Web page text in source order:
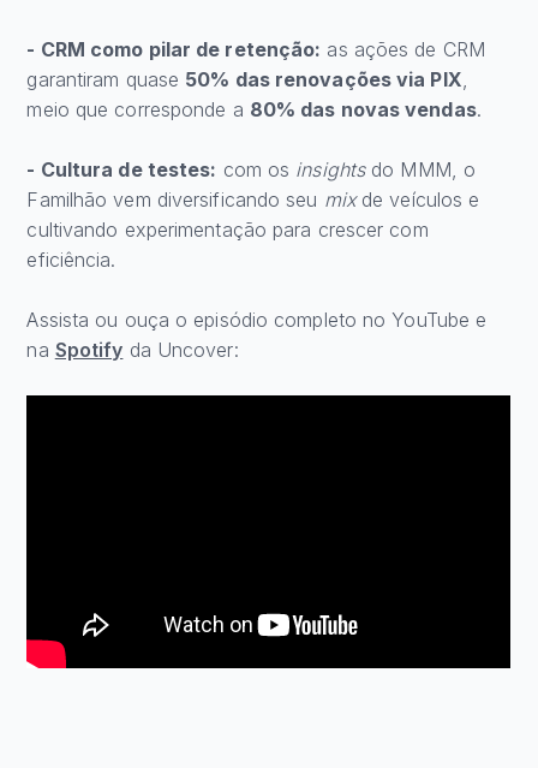
- CRM como pilar de retenção: as ações de CRM
garantiram quase 50% das renovações via PIX,
meio que corresponde a 80% das novas vendas.
- Cultura de testes: com os insightsdo MMM, o
Familhão vem diversificando seu mixde veículos e
cultivando experimentação para crescer com
eficiência.
Assista ou ouça o episódio completo no YouTube e
na Spotify da Uncover: